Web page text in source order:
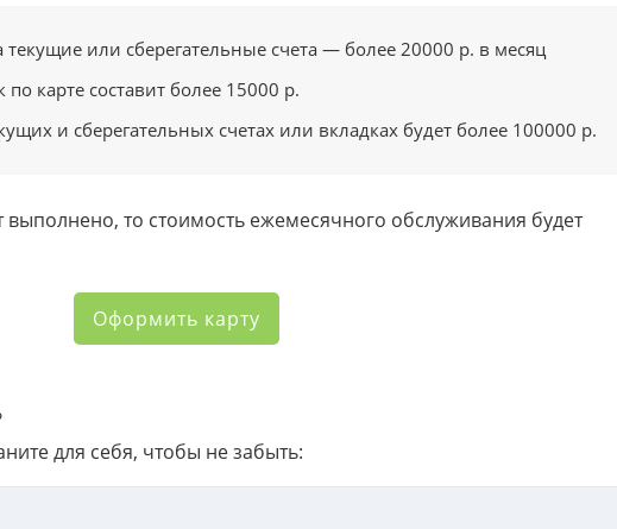
текущие или сберегательные счета — более 20000 р. в месяц
карте составит более 15000 р.
и сберегательных счетах или вкладках будет более 100000 р.
выполнено, то стоимость ежемесячного обслуживания будет
Оформить карту
для себя, чтобы не забыть: